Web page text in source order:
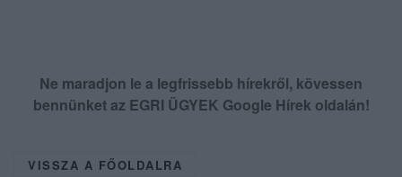
Ne maradjon le a legfrissebb hírekről, kövessen
bennünket az EGRI ÜGYEK Google Hírek oldalán!
VISSZA A FŐOLDALRA